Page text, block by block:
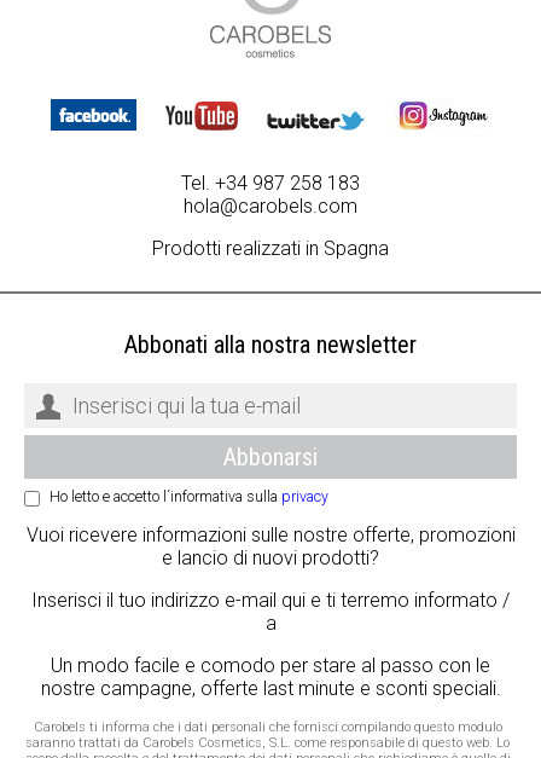
Tel. +34 987 258 183
hola@carobels.com
Prodotti realizzati in Spagna
Abbonati alla nostra newsletter
Ho letto e accetto l´informativa sulla privacy
Vuoi ricevere informazioni sulle nostre offerte, promozioni
e lancio di nuovi prodotti?
Inserisci il tuo indirizzo e-mail qui e ti terremo informato /
a
Un modo facile e comodo per stare al passo con le
nostre campagne, offerte last minute e sconti speciali.
Carobels ti informa che i dati personali che fornisci compilando questo modulo
saranno trattati da Carobels Cosmetics, S.L. come responsabile di questo web. Lo